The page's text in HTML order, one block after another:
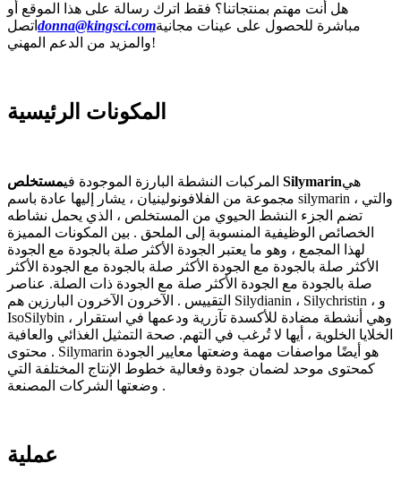
هل أنت مهتم بمنتجاتنا؟ فقط اترك رسالة على هذا الموقع أو
اتصل donna@kingsci.comمباشرة للحصول على عينات مجانية
والمزيد من الدعم المهني!
المكونات الرئيسية
المركبات النشطة البارزة الموجودة في مستخلص Silymarinهي
مجموعة من الفلافونولينيان ، يشار إليها عادة باسم silymarin ، والتي
تضم الجزء النشط الحيوي من المستخلص ، الذي يحمل نشاطه
الخصائص الوظيفية المنسوبة إلى الملحق . بين المكونات المميزة
لهذا المجمع ، وهو ما يعتبر الجودة الأكثر صلة بالجودة مع الجودة
الأكثر صلة بالجودة مع الجودة الأكثر صلة بالجودة مع الجودة الأكثر
صلة بالجودة مع الجودة الأكثر صلة مع الجودة ذات الصلة. عناصر
التقييس . الآخرون الآخرون البارزين هم Silydianin ، Silychristin ، و
IsoSilybin ، وهي أنشطة مضادة للأكسدة تآزرية ودعمها في استقرار
الخلايا الخلوية ، أيها لا تُرغب في التهم. صحة التمثيل الغذائي والعافية
. محتوى Silymarin هو أيضًا مواصفات مهمة وضعتها معايير الجودة
كمحتوى موحد لضمان جودة وفعالية خطوط الإنتاج المختلفة التي
وضعتها الشركات المصنعة .
عملية